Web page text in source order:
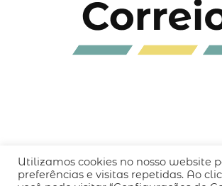
QUEM SOMOS CÓDIGO DE
Utilizamos cookies no nosso website
preferências e visitas repetidas. Ao